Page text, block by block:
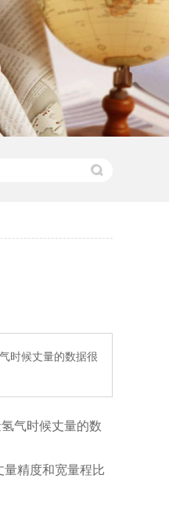
时候丈量的数据很
气时候丈量的数
精度和宽量程比